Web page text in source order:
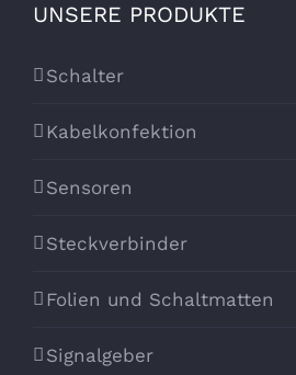
UNSERE PRODUKTE
Schalter
Kabelkonfektion
Sensoren
Steckverbinder
Folien und Schaltmatten
Signalgeber